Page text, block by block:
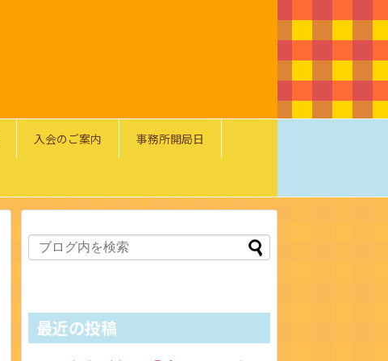
入会のご案内 事務所開局日
最近の投稿